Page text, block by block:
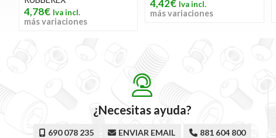
4,78€
más variaciones
4,42€
más variaciones
¿Necesitas ayuda?
690 078 235 ENVIAR EMAIL 881 604 800